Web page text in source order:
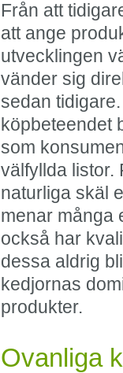
Från att
att ange
utvecklingen
vänder sig
sedan
köpbeteendet
som
välfyllda listor.
naturliga skäl
menar många
också har
dessa aldrig
kedjornas
produkter.
Ovanliga